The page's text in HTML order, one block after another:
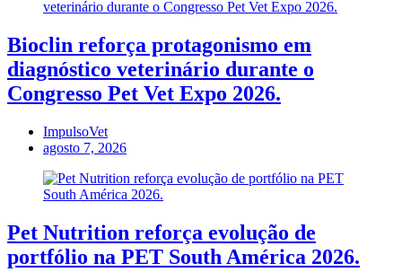
Bioclin reforça protagonismo em
diagnóstico veterinário durante o
Congresso Pet Vet Expo 2026.
ImpulsoVet
agosto 7, 2026
Pet Nutrition reforça evolução de
portfólio na PET South América 2026.